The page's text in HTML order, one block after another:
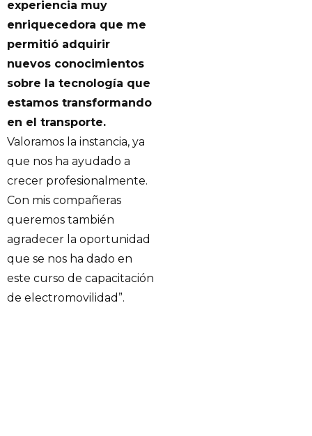
experiencia muy
enriquecedora que me
permitió adquirir
nuevos conocimientos
sobre la tecnología que
estamos transformando
en el transporte.
Valoramos la instancia, ya
que nos ha ayudado a
crecer profesionalmente.
Con mis compañeras
queremos también
agradecer la oportunidad
que se nos ha dado en
este curso de capacitación
de electromovilidad”.